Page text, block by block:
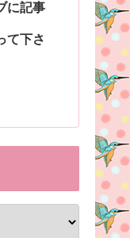
に記事
て下さ